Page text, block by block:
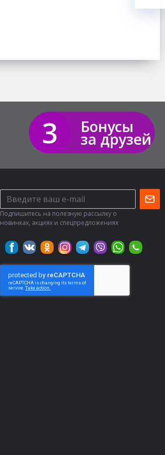
3 Бонусы
за друзей
Подпишитесь на полезную рассылку о
новинках, акциях и спецпредложениях